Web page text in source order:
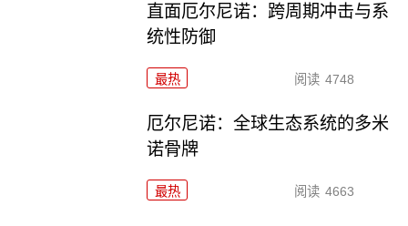
直面厄尔尼诺：跨周期冲击与系
统性防御
最热 阅读 4748
厄尔尼诺：全球生态系统的多米
诺骨牌
最热 阅读 4663